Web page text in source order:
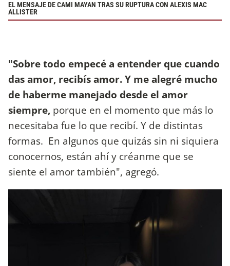
EL MENSAJE DE CAMI MAYAN TRAS SU RUPTURA CON ALEXIS MAC
ALLISTER
"Sobre todo empecé a entender que cuando
das amor, recibís amor. Y me alegré mucho
de haberme manejado desde el amor
siempre, porque en el momento que más lo
necesitaba fue lo que recibí. Y de distintas
formas. En algunos que quizás sin ni siquiera
conocernos, están ahí y créanme que se
siente el amor también", agregó.